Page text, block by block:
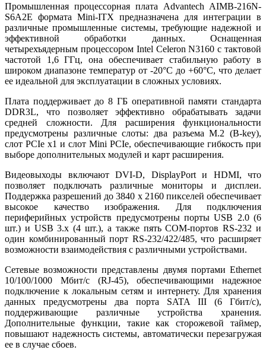
Промышленная процессорная плата Advantech AIMB-216N-
S6A2E формата Mini-ITX предназначена для интеграции в
различные промышленные системы, требующие надежной и
эффективной обработки данных. Оснащенная
четырехъядерным процессором Intel Celeron N3160 с тактовой
частотой 1,6 ГГц, она обеспечивает стабильную работу в
широком диапазоне температур от -20°C до +60°C, что делает
ее идеальной для эксплуатации в сложных условиях.
Плата поддерживает до 8 ГБ оперативной памяти стандарта
DDR3L, что позволяет эффективно обрабатывать задачи
средней сложности. Для расширения функциональности
предусмотрены различные слоты: два разъема M.2 (B-key),
слот PCIe x1 и слот Mini PCIe, обеспечивающие гибкость при
выборе дополнительных модулей и карт расширения.
Видеовыходы включают DVI-D, DisplayPort и HDMI, что
позволяет подключать различные мониторы и дисплеи.
Поддержка разрешений до 3840 x 2160 пикселей обеспечивает
высокое качество изображения. Для подключения
периферийных устройств предусмотрены порты USB 2.0 (6
шт.) и USB 3.x (4 шт.), а также пять COM-портов RS-232 и
один комбинированный порт RS-232/422/485, что расширяет
возможности взаимодействия с различными устройствами.
Сетевые возможности представлены двумя портами Ethernet
10/100/1000 Мбит/с (RJ-45), обеспечивающими надежное
подключение к локальным сетям и интернету. Для хранения
данных предусмотрены два порта SATA III (6 Гбит/с),
поддерживающие различные устройства хранения.
Дополнительные функции, такие как сторожевой таймер,
повышают надежность системы, автоматически перезагружая
ее в случае сбоев.